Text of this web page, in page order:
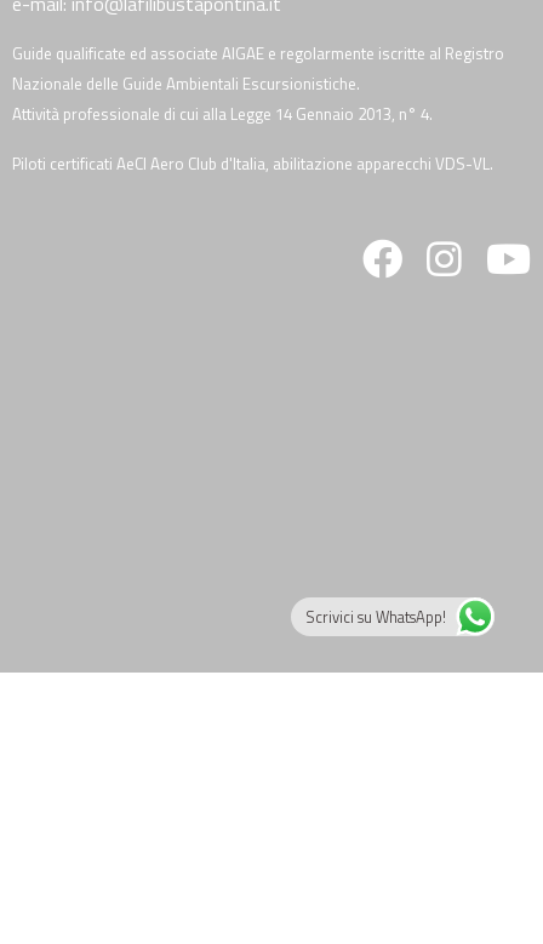
Guide qualificate ed associate AIGAE e regolarmente iscritte al Registro
Nazionale delle Guide Ambientali Escursionistiche.
Attività professionale di cui alla Legge 14 Gennaio 2013, n° 4.
Piloti certificati AeCI Aero Club d'Italia, abilitazione apparecchi VDS-VL.
fab
fab
fa-
Scrivici su WhatsApp!